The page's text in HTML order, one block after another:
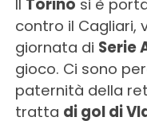
Il Torino si è
contro il Cagliari,
giornata di Serie
gioco. Ci sono
paternità della
tratta di gol di